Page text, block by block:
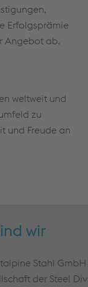
Erfolgsprämie
Angebot ab.
weltweit und
zu
und Freude an
wir
Stahl
der Steel